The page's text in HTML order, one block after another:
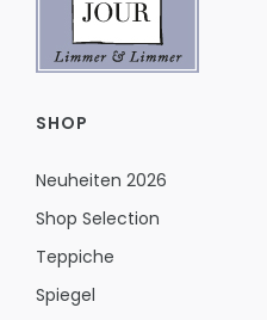
SHOP
Neuheiten 2026
Shop Selection
Teppiche
Spiegel